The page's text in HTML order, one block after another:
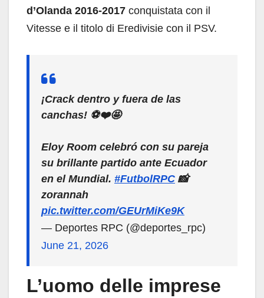
d’Olanda 2016-2017 conquistata con il
Vitesse e il titolo di Eredivisie con il PSV.
¡Crack dentro y fuera de las
canchas! ⚽️❤️🤩
Eloy Room celebró con su pareja
su brillante partido ante Ecuador
en el Mundial. #FutbolRPC 📸
zorannah
pic.twitter.com/GEUrMiKe9K
— Deportes RPC (@deportes_rpc)
June 21, 2026
L’uomo delle imprese